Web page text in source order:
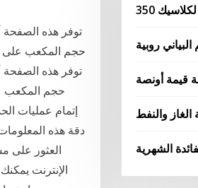
توفر هذه
توفر هذه
إتمام عمليات
دقة هذه
العثور على
350
روبية
قيمة أونصة
والنفط
الشهرية